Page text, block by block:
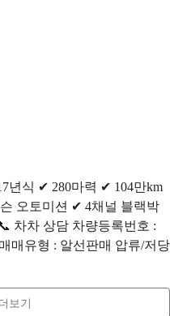
년식 ✔ 280마력 ✔ 104만km
오토미션 ✔ 4채널 블랙박
차차 상담 차량등록번호 :
매유형 : 알선판매 압류/저당
보기